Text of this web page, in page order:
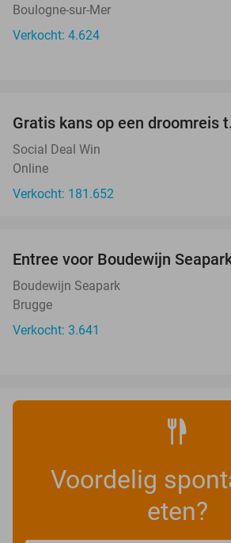
Boulogne-sur-Mer
Verkocht: 4.624
Gratis kans op een droomreis
Social Deal Win
Online
Verkocht: 181.652
Entree voor Boudewijn
Boudewijn Seapark
Brugge
Verkocht: 3.641
Voordelig
eten?